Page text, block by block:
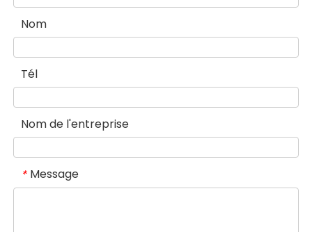
Nom
Tél
Nom de l'entreprise
* Message